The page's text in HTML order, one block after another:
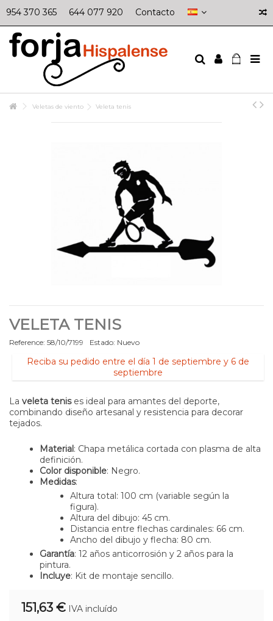
954 370 365 644 077 920 Contacto
Veletas de viento Veleta tenis
VELETA TENIS
Reference: 58/10/7199 Estado: Nuevo
Reciba su pedido entre el día 1 de septiembre y 6 de
septiembre
La veleta tenises ideal para amantes del deporte,
combinando diseño artesanal y resistencia para decorar
tejados.
Material: Chapa metálica cortada con plasma de alta
definición.
Color disponible: Negro.
Medidas:
Altura total: 100 cm (variable según la
figura).
Altura del dibujo: 45 cm.
Distancia entre flechas cardinales: 66 cm.
Ancho del dibujo y flecha: 80 cm.
Garantía: 12 años anticorrosión y 2 años para la
pintura.
Incluye: Kit de montaje sencillo.
151,63 € IVA incluído